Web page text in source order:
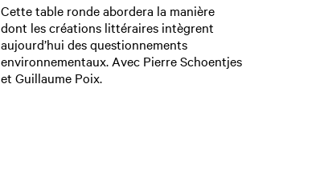
Cette table ronde abordera la manière
dont les créations littéraires intègrent
aujourd’hui des questionnements
environnementaux. Avec Pierre Schoentjes
et Guillaume Poix.